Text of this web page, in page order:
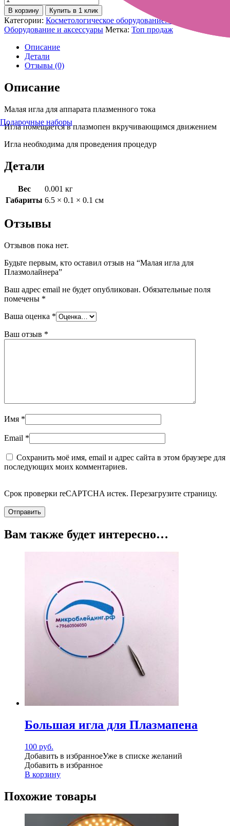
Подарочные наборы
В корзину Купить в 1 клик
Категории: Косметологическое оборудование. Аппараты
Оборудование и аксессуары Метка: Топ продаж
Описание
Детали
Отзывы (0)
Описание
Малая игла для аппарата плазменного тока
Игла помещается в плазмопен вкручивающимся движением
Игла необходима для проведения процедур
Детали
Вес
0.001 кг
Габариты 6.5 × 0.1 × 0.1 см
Отзывы
Отзывов пока нет.
Будьте первым, кто оставил отзыв на “Малая игла для
Плазмолайнера”
Ваш адрес email не будет опубликован. Обязательные поля
помечены *
Ваша оценка *
Ваш отзыв *
Имя *
Email *
Сохранить моё имя, email и адрес сайта в этом браузере для
последующих моих комментариев.
Срок проверки reCAPTCHA истек. Перезагрузите страницу.
Вам также будет интересно…
Большая игла для Плазмапена
100 руб.
Добавить в избранноеУже в списке желаний
Добавить в избранное
В корзину
Похожие товары